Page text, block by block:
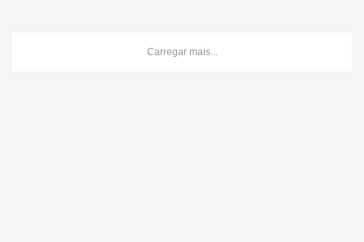
Carregar mais...